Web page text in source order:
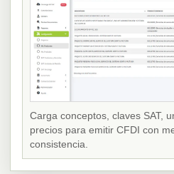
Carga conceptos, claves SAT,
precios para emitir CFDI con
consistencia.